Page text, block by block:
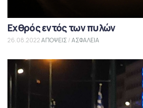
Εχθρός εντός των πυλών
26.08.2022ΑΠΟΨΕΙΣ /ΑΣΦΑΛΕΙΑ